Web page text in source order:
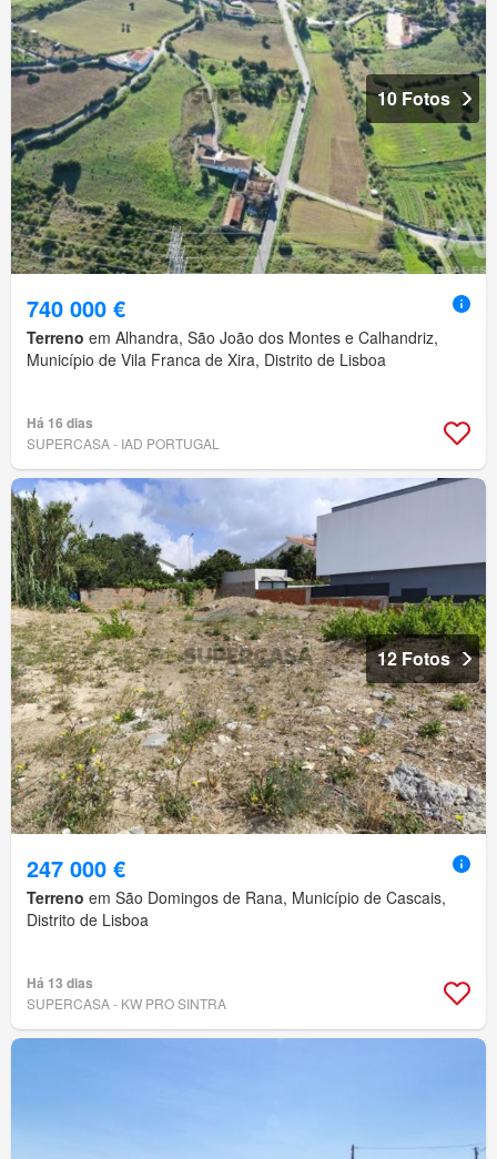
10 Fotos
740 000 €
Terreno em Alhandra, São João dos Montes e Calhandriz,
Município de Vila Franca de Xira, Distrito de Lisboa
Há 16 dias
SUPERCASA - IAD PORTUGAL
12 Fotos
247 000 €
Terreno em São Domingos de Rana, Município de Cascais,
Distrito de Lisboa
Há 13 dias
SUPERCASA - KW PRO SINTRA